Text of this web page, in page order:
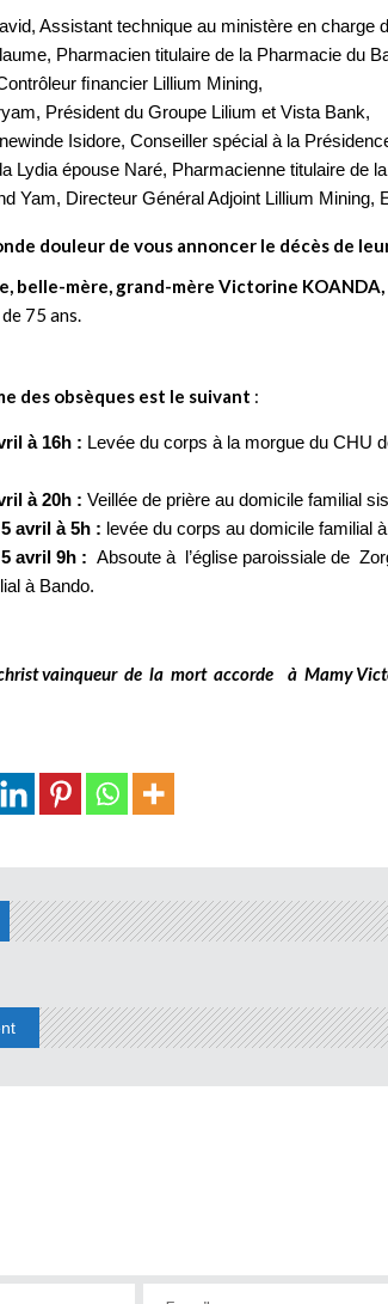
Assistant technique au ministère en charge
Pharmacien titulaire de la Pharmacie du
ﬁnancier Lillium Mining,
Président du Groupe Lilium et Vista Bank,
Isidore, Conseiller spécial à la
Lydia épouse Naré, Pharmacienne titulaire de
Yam, Directeur Général Adjoint Lillium Mining,
douleur de vous annoncer le décès de
belle-mère, grand-mère Victorine KOA
de 75 ans.
des obsèques est le suivant :
à 16h : Levée du corps à la morgue du CHU
à 20h : Veillée de prière au domicile familial
avril à5h : levée du corps au domicile familial
avril 9h : Absoute à l’église paroissiale de
à Bando.
vainqueur de la mort accorde à Mamy